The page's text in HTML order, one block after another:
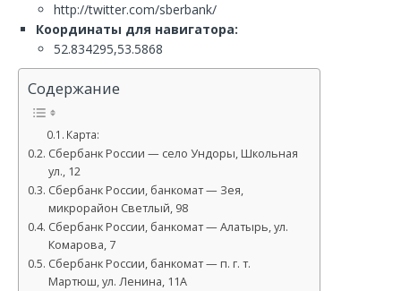
http://twitter.com/sberbank/
Координаты для навигатора:
52.834295,53.5868
Содержание
Карта:
Сбербанк России — село Ундоры, Школьная
ул., 12
Сбербанк России, банкомат — Зея,
микрорайон Светлый, 98
Сбербанк России, банкомат — Алатырь, ул.
Комарова, 7
Сбербанк России, банкомат — п. г. т.
Мартюш, ул. Ленина, 11А